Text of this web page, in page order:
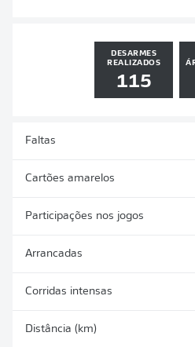
DESARMES
REALIZADOS
115
Faltas
Cartões amarelos
Participações nos jogos
Arrancadas
Corridas intensas
Distância (km)